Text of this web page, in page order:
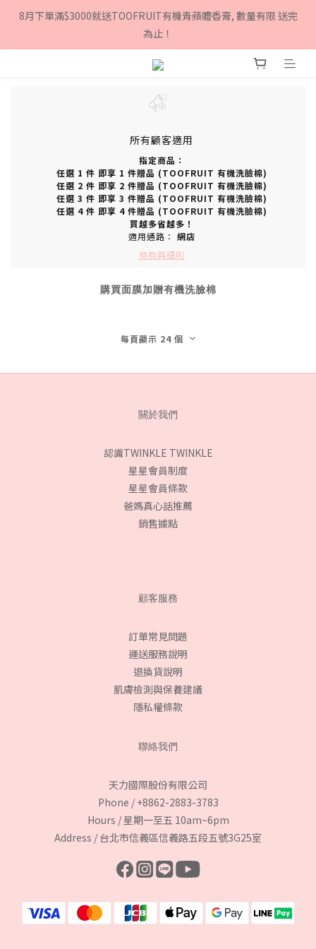
8月下單滿$3000就送TOOFRUIT有機青蘋體香膏, 數量有限 送完
為止！
8月下單滿$3000就送TOOFRUIT有機青蘋體香膏, 數量有限 送完
為止！
官網新會員專屬禮遇：註冊帳戶即享$100購物金！
8月下單滿$3000就送TOOFRUIT有機青蘋體香膏, 數量有限 送完
為止！
所有顧客適用
指定商品：
任選 1 件 即享 1 件贈品 (TOOFRUIT 有機洗臉棉)
任選 2 件 即享 2 件贈品 (TOOFRUIT 有機洗臉棉)
任選 3 件 即享 3 件贈品 (TOOFRUIT 有機洗臉棉)
任選 4 件 即享 4 件贈品 (TOOFRUIT 有機洗臉棉)
買越多省越多！
適用通路： 網店
條款與細則
購買面膜加贈有機洗臉棉
每頁顯示 24 個
關於我們
認識TWINKLE TWINKLE
星星會員制度
星星會員條款
爸媽真心話推薦
銷售據點
顧客服務
訂單常見問題
運送服務說明
退換貨說明
肌膚檢測與保養建議
隱私權條款
聯絡我們
天力國際股份有限公司
Phone / +8862-2883-3783
Hours / 星期一至五 10am~6pm
Address / 台北市信義區信義路五段五號3G25室